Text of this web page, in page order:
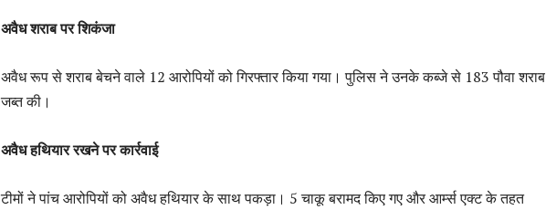
अवैध शराब पर शिकंजा
अवैध रूप से शराब बेचने वाले 12 आरोपियों को गिरफ्तार किया गया। पुलिस ने उनके कब्जे से 183 पौवा शराब
जब्त की।
अवैध हथियार रखने पर कार्रवाई
टीमों ने पांच आरोपियों को अवैध हथियार के साथ पकड़ा। 5 चाकू बरामद किए गए और आर्म्स एक्ट के तहत